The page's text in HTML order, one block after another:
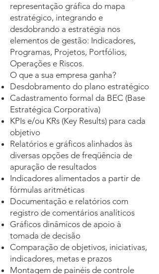
representação gráfica do mapa
estratégico, integrando e
desdobrando a estratégia nos
elementos de gestão: Indicadores,
Programas, Projetos, Portfólios,
Operações e Riscos.
O que a sua empresa ganha?
Desdobramento do plano estratégico
Cadastramento formal da BEC (Base
Estratégica Corporativa)
KPIs e/ou KRs (Key Results) para cada
objetivo
Relatórios e gráficos alinhados às
diversas opções de freqüência de
apuração de resultados
Indicadores alimentados a partir de
fórmulas aritméticas
Documentação e relatórios com
registro de comentários analíticos
Gráficos dinâmicos de apoio à
tomada de decisão
Comparação de objetivos, iniciativas,
indicadores, metas e prazos
Montagem de painéis de controle